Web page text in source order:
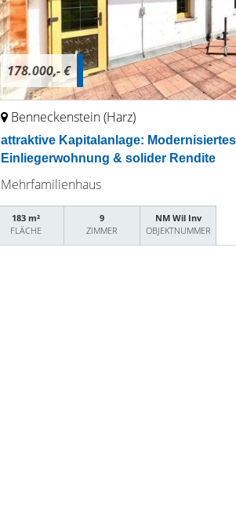
178.000,- €
Benneckenstein (Harz)
attraktive Kapitalanlage:
Einliegerwohnung & solider Rendite
Mehrfamilienhaus
183 m²
FLÄCHE
9
ZIMMER
NM Wil Inv
OBJEKTNUMMER